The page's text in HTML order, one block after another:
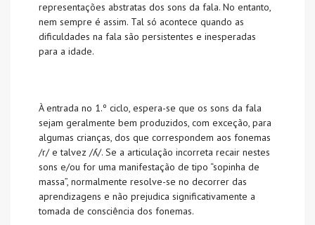
representações abstratas dos sons da fala. No entanto,
nem sempre é assim. Tal só acontece quando as
dificuldades na fala são persistentes e inesperadas
para a idade.
À entrada no 1.º ciclo, espera-se que os sons da fala
sejam geralmente bem produzidos, com exceção, para
algumas crianças, dos que correspondem aos fonemas
/r/ e talvez /ʎ/. Se a articulação incorreta recair nestes
sons e/ou for uma manifestação de tipo “sopinha de
massa”, normalmente resolve-se no decorrer das
aprendizagens e não prejudica significativamente a
tomada de consciência dos fonemas.